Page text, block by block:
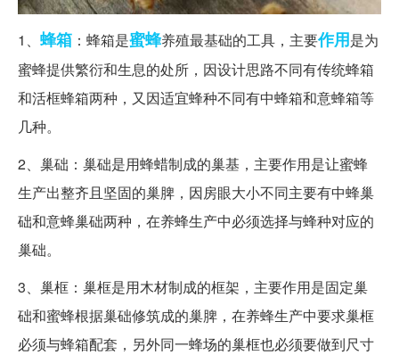
1、 蜂箱 ：蜂箱是蜜蜂养殖最基础的工具，主要作用是为
蜜蜂提供繁衍和生息的处所，因设计思路不同有传统蜂箱
和活框蜂箱两种，又因适宜蜂种不同有中蜂箱和意蜂箱等
几种。
2、巢础：巢础是用蜂蜡制成的巢基，主要作用是让蜜蜂
生产出整齐且坚固的巢脾，因房眼大小不同主要有中蜂巢
础和意蜂巢础两种，在养蜂生产中必须选择与蜂种对应的
巢础。
3、巢框：巢框是用木材制成的框架，主要作用是固定巢
础和蜜蜂根据巢础修筑成的巢脾，在养蜂生产中要求巢框
必须与蜂箱配套，另外同一蜂场的巢框也必须要做到尺寸